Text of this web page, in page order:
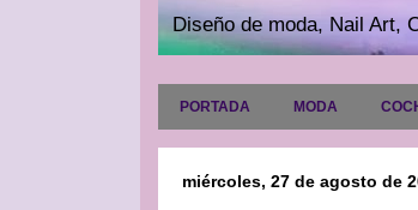
Diseño de moda, Nail Art,
PORTADA MODA
miércoles, 27 de agosto de